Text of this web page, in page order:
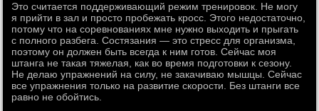
Это считается поддерживающий режим тренировок. Не могу
я прийти в зал и просто пробежать кросс. Этого недостаточно,
потому что на соревнованиях мне нужно выходить и прыгать
с полного разбега. Состязания — это стресс для организма,
поэтому он должен быть всегда к ним готов. Сейчас моя
штанга не такая тяжелая, как во время подготовки к сезону.
Не делаю упражнений на силу, не закачиваю мышцы. Сейчас
все упражнения только на развитие скорости. Без штанги все
равно не обойтись.